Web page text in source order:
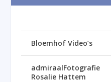
Bloemhof Video’s
admiraalFotografie
Rosalie Hattem